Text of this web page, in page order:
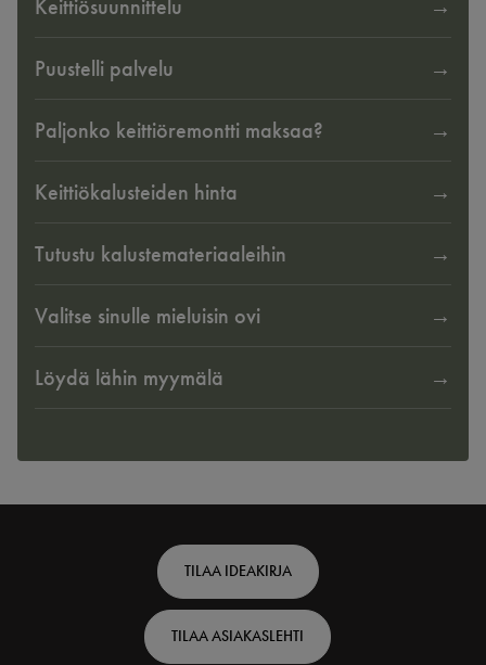
Keittiösuunnittelu
Puustelli palvelu
Paljonko keittiöremontti maksaa?
Keittiökalusteiden hinta
Tutustu kalustemateriaaleihin
Valitse sinulle mieluisin ovi
Löydä lähin myymälä
TILAA IDEAKIRJA
TILAA ASIAKASLEHTI